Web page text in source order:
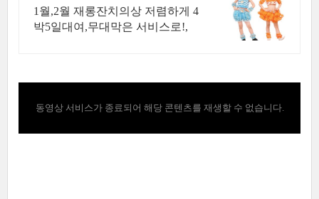
1월,2월 재롱잔치의상 저렴하게 4
박5일대여,무대막은 서비스로!,
동영상 서비스가 종료되어 해당 콘텐츠를 재생할 수 없습니다.